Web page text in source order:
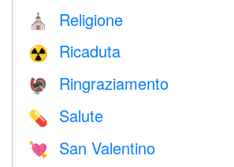
⛪️ Religione
☢️ Ricaduta
🦃 Ringraziamento
💊 Salute
💘 San Valentino